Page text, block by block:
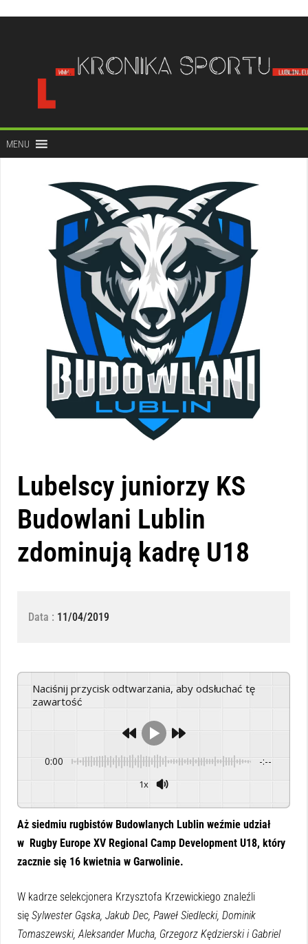
treści
MENU
Lubelscy juniorzy KS
Budowlani Lublin
zdominują kadrę U18
Data : 11/04/2019
Naciśnij przycisk odtwarzania, aby odsłuchać tę
zawartość
0:00 -:--
1x
Aż siedmiu rugbistów Budowlanych Lublin weźmie udział
w Rugby Europe XV Regional Camp Development U18, który
zacznie się 16 kwietnia w Garwolinie.
W kadrze selekcjonera Krzysztofa Krzewickiego znaleźli
się Sylwester Gąska, Jakub Dec, Paweł Siedlecki, Dominik
Tomaszewski, Aleksander Mucha, Grzegorz Kędzierski i Gabriel